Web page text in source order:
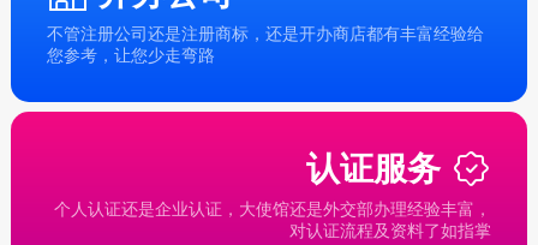
不管注册公司还是注册商标，还是开办商店都有丰富经验给
您参考，让您少走弯路
认证服务
个人认证还是企业认证，大使馆还是外交部办理经验丰富，
对认证流程及资料了如指掌